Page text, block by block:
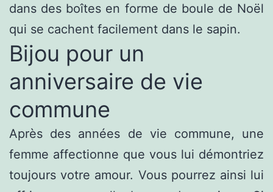
dans des boîtes en forme de boule de Noël
qui se cachent facilement dans le sapin.
Bijou pour un
anniversaire de vie
commune
Après des années de vie commune, une
femme affectionne que vous lui démontriez
toujours votre amour. Vous pourrez ainsi lui